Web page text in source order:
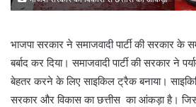
भाजपा सरकार ने समाजवादी पार्टी की सरकार के
बर्बाद कर दिया। समाजवादी पार्टी की सरकार ने
बेहतर करने के लिए साइकिल ट्रैक बनाया।
सरकार और विकास का छत्तीस का आंकड़ा है। जिस